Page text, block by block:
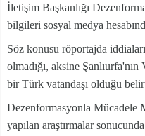
İletişim Başkanlığı
bilgileri sosyal medya
Söz konusu röportajda
olmadığı, aksine
bir Türk vatandaşı olduğu
Dezenformasyonla Mücadele
yapılan araştırmalar